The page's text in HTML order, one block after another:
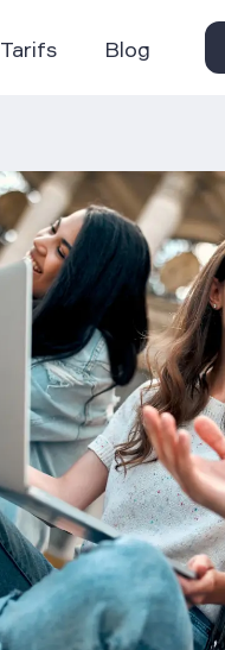
Tarifs Blog